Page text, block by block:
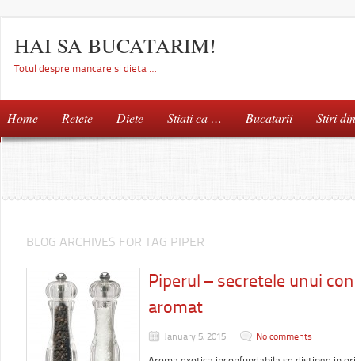
HAI SA BUCATARIM!
Totul despre mancare si dieta …
Home Retete Diete Stiati ca … Bucatarii Stiri
BLOG ARCHIVES FOR TAG PIPER
Piperul – secretele unui
aromat
January 5, 2015 No comments